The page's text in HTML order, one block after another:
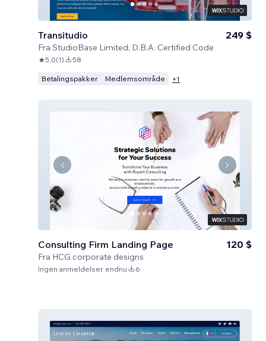
Transitudio
Fra StudioBase Limited, D.B.A. Certified Code
249 $
5,0(1) 58
Betalingspakker Medlemsområde +1
Consulting Firm Landing Page
Fra HCG corporate designs
120 $
Ingen anmeldelser endnu 6